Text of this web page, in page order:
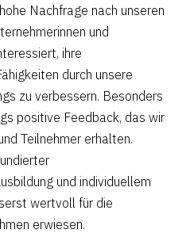
Nachfrage nach unseren
und
ihre
durch unsere
zu verbessern. Besonders
positive Feedback, das wir
Teilnehmer erhalten.
und individuellem
wertvoll für die
erwiesen.